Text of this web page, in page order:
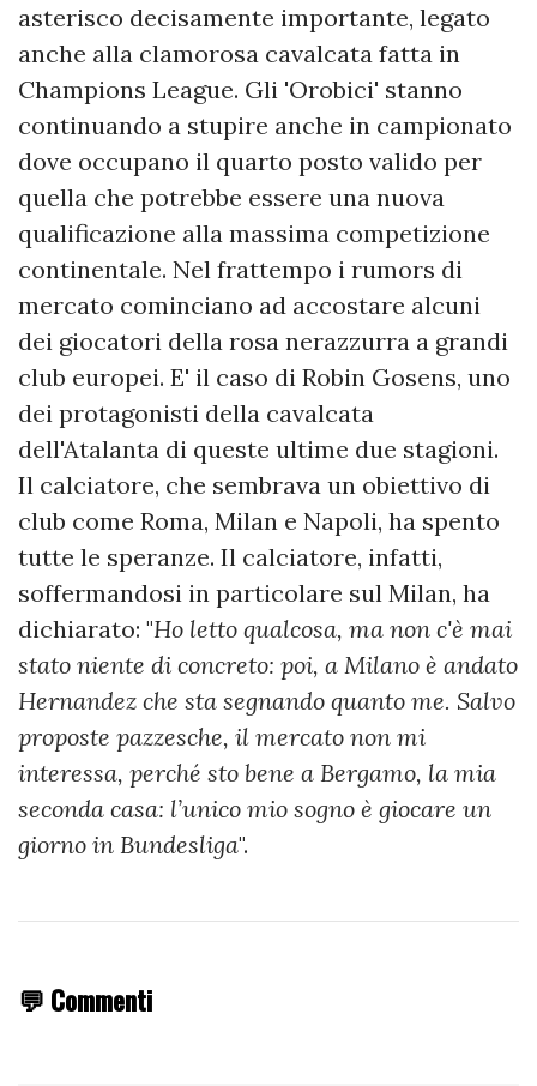
asterisco decisamente importante, legato
anche alla clamorosa cavalcata fatta in
Champions League. Gli 'Orobici' stanno
continuando a stupire anche in campionato
dove occupano il quarto posto valido per
quella che potrebbe essere una nuova
qualificazione alla massima competizione
continentale. Nel frattempo i rumors di
mercato cominciano ad accostare alcuni
dei giocatori della rosa nerazzurra a grandi
club europei. E' il caso di Robin Gosens, uno
dei protagonisti della cavalcata
dell'Atalanta di queste ultime due stagioni.
Il calciatore, che sembrava un obiettivo di
club come Roma, Milan e Napoli, ha spento
tutte le speranze. Il calciatore, infatti,
soffermandosi in particolare sul Milan, ha
dichiarato: "Ho letto qualcosa, ma non c'è mai
stato niente di concreto: poi, a Milano è andato
Hernandez che sta segnando quanto me. Salvo
proposte pazzesche, il mercato non mi
interessa, perché sto bene a Bergamo, la mia
seconda casa: l’unico mio sogno è giocare un
giorno in Bundesliga".
💬 Commenti